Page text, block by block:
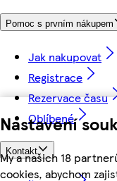
Nastavení
My a našich 18
cookies, abychom
Pomoc s prvním nákupem
Jak nakupovat
Registrace
Rezervace času
Oblíbené
Kontakt